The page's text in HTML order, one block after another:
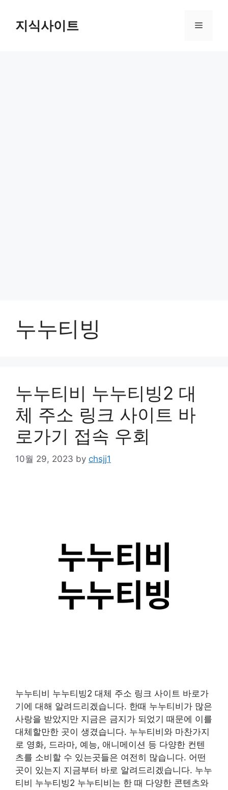
content지식사이트 Menu
누누티빙
누누티비 누누티빙2 대
체 주소 링크 사이트 바
로가기 접속 우회
10월 29, 2023 by chsjj1
누누티비 누누티빙2 대체 주소 링크 사이트 바로가
기에 대해 알려드리겠습니다. 한때 누누티비가 많은
사랑을 받았지만 지금은 금지가 되었기 때문에 이를
대체할만한 곳이 생겼습니다. 누누티비와 마찬가지
로 영화, 드라마, 예능, 애니메이션 등 다양한 컨텐
츠를 소비할 수 있는곳들은 여전히 많습니다. 어떤
곳이 있는지 지금부터 바로 알려드리겠습니다. 누누
티비 누누티빙2 누누티비는 한 때 다양한 콘텐츠와